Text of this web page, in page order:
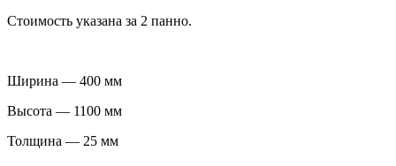
Стоимость указана за 2 панно.
Ширина — 400 мм
Высота — 1100 мм
Толщина — 25 мм